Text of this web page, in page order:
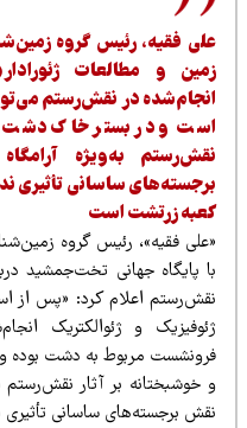
فقیه، رئیس گروه
در نقش‌رستم
و در بستر خاک دشت اتفاق
به‌ویژه آرامگاه
ساسانی تأثیری ندارد
زرتشت است
فقیه»، رئیس گروه
پایگاه جهانی تخت‌جمشید
و ژئوالکتریک
مربوط به دشت بوده و در
خوشبختانه بر آثار نقش‌رستم
برجسته‌های ساسانی تأثیری ندارد.